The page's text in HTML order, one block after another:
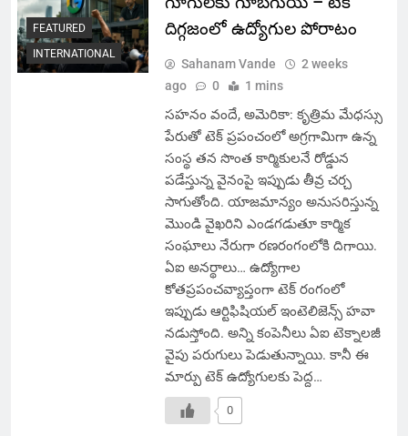
FEATURED
INTERNATIONAL
దిగ్గజంలో ఉద్యోగుల పోరాటం
Sahanam Vande
2 weeks
ago
0 1 mins
సహనం వందే, అమెరికా: కృత్రిమ మేధస్సు
పేరుతో టెక్ ప్రపంచంలో అగ్రగామిగా ఉన్న
సంస్థ తన సొంత కార్మికులనే రోడ్డున
పడేస్తున్న వైనంపై ఇప్పుడు తీవ్ర చర్చ
సాగుతోంది. యాజమాన్యం అనుసరిస్తున్న
మొండి వైఖరిని ఎండగడుతూ కార్మిక
సంఘాలు నేరుగా రణరంగంలోకి దిగాయి.
ఏఐ అనర్థాలు… ఉద్యోగాల
కోతప్రపంచవ్యాప్తంగా టెక్ రంగంలో
ఇప్పుడు ఆర్టిఫిషియల్ ఇంటెలిజెన్స్ హవా
నడుస్తోంది. అన్ని కంపెనీలు ఏఐ టెక్నాలజీ
వైపు పరుగులు పెడుతున్నాయి. కానీ ఈ
మార్పు టెక్ ఉద్యోగులకు పెద్ద…
0